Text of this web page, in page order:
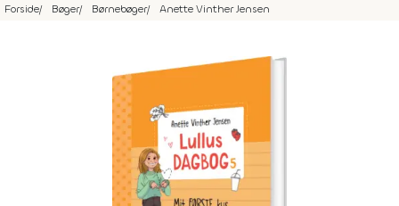
Forside Bøger Børnebøger Anette Vinther Jensen